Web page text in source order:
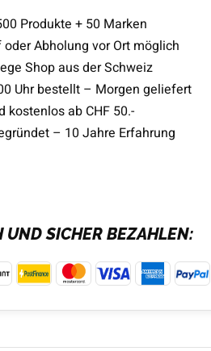
Produkte + 50 Marken
oder Abholung vor Ort möglich
Shop aus der Schweiz
Uhr bestellt – Morgen geliefert
kostenlos ab CHF 50.-
– 10 Jahre Erfahrung
UND SICHER BEZAHLEN: